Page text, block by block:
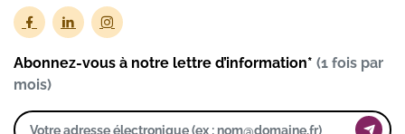
Abonnez-vous à notre lettre d’information* (1 fois par
mois)